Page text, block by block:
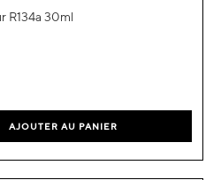
R134a 30ml
AJOUTER AU PANIER